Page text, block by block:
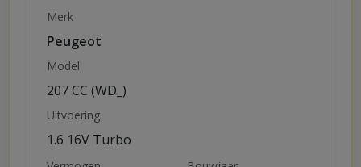
Merk
Peugeot
Model
207 CC (WD_)
Uitvoering
1.6 16V Turbo